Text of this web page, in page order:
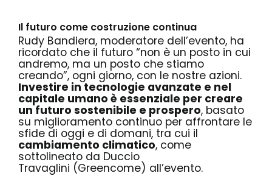
Il futuro come costruzione continua
Rudy Bandiera, moderatore dell’evento, ha
ricordato che il futuro “non è un posto in cui
andremo, ma un posto che stiamo
creando”, ogni giorno, con le nostre azioni.
Investire in tecnologie avanzate e nel
capitale umano è essenziale per creare
un futuro sostenibile e prospero, basato
su miglioramento continuo per affrontare le
sfide di oggi e di domani, tra cui il
cambiamento climatico, come
sottolineato da Duccio
Travaglini (Greencome) all’evento.